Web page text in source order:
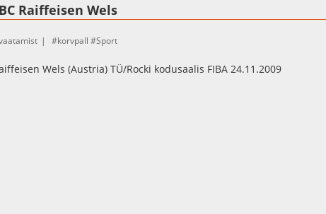
Raiffeisen Wels
korvpall Sport
Wels (Austria) TÜ/Rocki kodusaalis FIBA 24.11.2009